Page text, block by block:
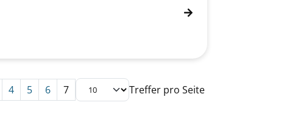
4 5 6 7 Treffer pro Seite